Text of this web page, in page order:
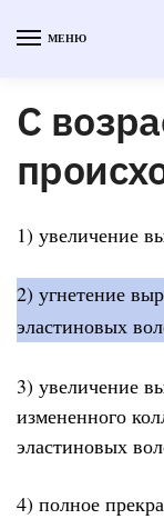
МЕНЮ
С
1) увеличение
2) угнетение
эластиновых
3) увеличение
измененного
эластиновых
4) полное